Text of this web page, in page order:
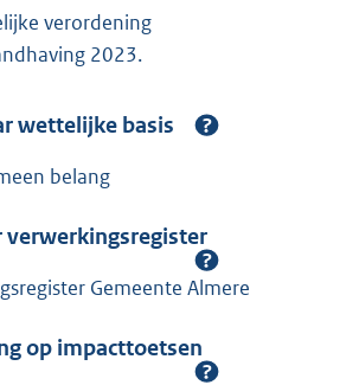
verordening
2023.
wettelijke basis
belang
verwerkingsregister
Gemeente Almere
op impacttoetsen